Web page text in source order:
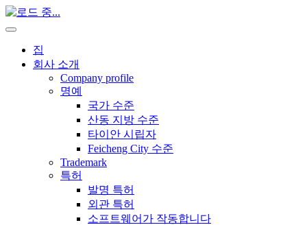
집
회사 소개
Company profile
명예
국가 수준
산동 지방 수준
타이안 시립자
Feicheng City 수준
Trademark
특허
발명 특허
외관 특허
소프트웨어가 작동합니다